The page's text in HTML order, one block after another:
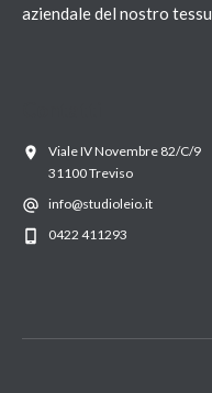
aziendale del nostro
Viale IV Novembre 82/C/9
31100 Treviso
info@studioleio.it
0422 411293